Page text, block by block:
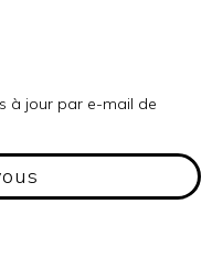
à jour par e-mail de